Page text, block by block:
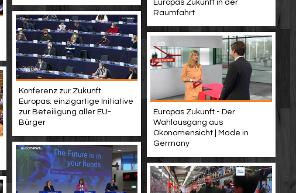
Europas Zukunft in der
Raumfahrt
Konferenz zur Zukunft
Europas: einzigartige Initiative
zur Beteiligung aller EU-
Bürger
Europas Zukunft - Der
Wahlausgang aus
Ökonomensicht | Made in
Germany